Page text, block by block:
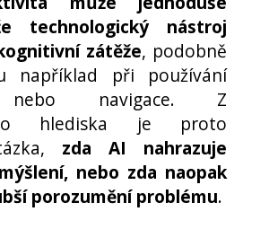
technologický nástroj
zátěže, podobně
například při používání
nebo navigace. Z
hlediska je proto
zda AI nahrazuje
nebo zda naopak
porozumění problému.